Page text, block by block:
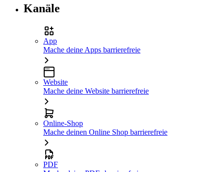
Kanäle
App
Mache deine Apps barrierefreie
Website
Mache deine Website barrierefreie
Online-Shop
Mache deinen Online Shop barrierefreie
PDF